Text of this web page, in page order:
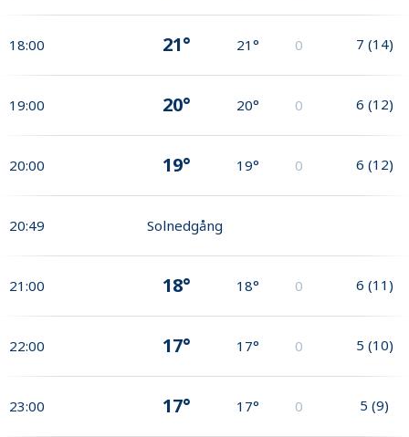
18:00 21° 21° 0 7 (14)
19:00 20° 20° 0 6 (12)
20:00 19° 19° 0 6 (12)
20:49 Solnedgång
21:00 18° 18° 0 6 (11)
22:00 17° 17° 0 5 (10)
23:00 17° 17° 0 5 (9)